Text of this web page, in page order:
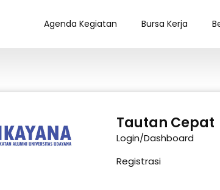
Agenda Kegiatan Bursa Kerja
Tautan Cepat
Login/Dashboard
Registrasi